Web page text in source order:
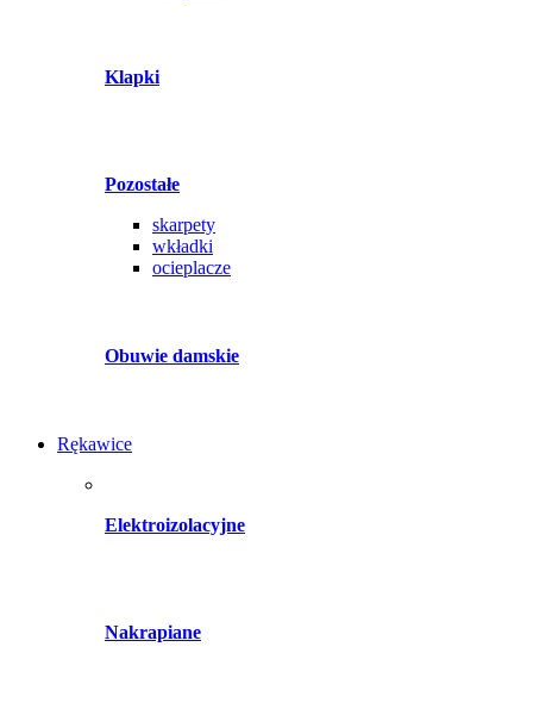
Klapki
Pozostałe
skarpety
wkładki
ocieplacze
Obuwie damskie
Rękawice
Elektroizolacyjne
Nakrapiane